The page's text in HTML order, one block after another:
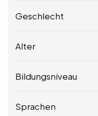
Geschlecht
Alter
Bildungsniveau
Sprachen